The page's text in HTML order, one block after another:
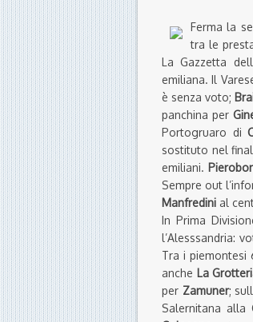
Ferma la
tra le
La Gazzetta
emiliana. Il
è senza voto;
panchina per
Portogruaro di
sostituto nel
emiliani.
Sempre out
Manfredini al
In Prima
l’Alesssandria:
Tra i piemontesi
anche La
per Zamuner;
Salernitana alla